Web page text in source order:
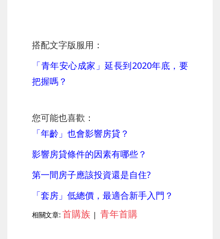
搭配文字版服用：
「青年安心成家」延長到2020年底，要
把握嗎？
您可能也喜歡：
「年齡」也會影響房貸？
影響房貸條件的因素有哪些？
第一間房子應該投資還是自住?
「套房」低總價，最適合新手入門？
相關文章:首購族 | 青年首購